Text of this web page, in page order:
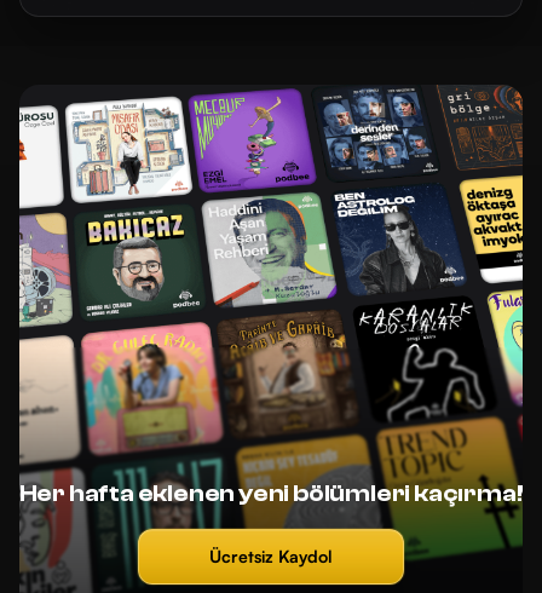
Her hafta eklenen yeni bölümleri kaçırma!
Ücretsiz Kaydol